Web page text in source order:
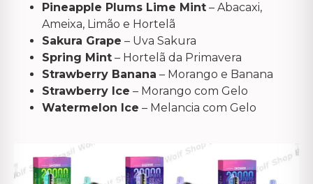
Pineapple Plums Lime Mint – Abacaxi,
Ameixa, Limão e Hortelã
Sakura Grape – Uva Sakura
Spring Mint – Hortelã da Primavera
Strawberry Banana – Morango e Banana
Strawberry Ice – Morango com Gelo
Watermelon Ice – Melancia com Gelo